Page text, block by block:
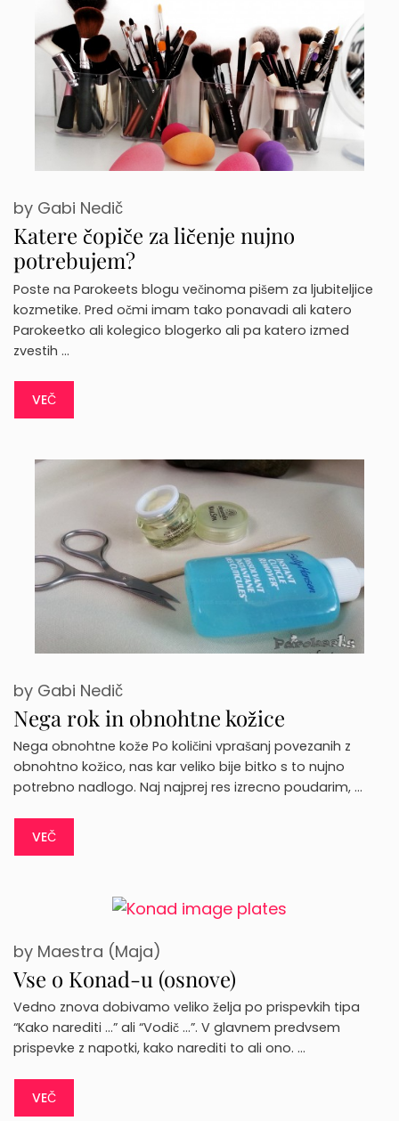
Katere čopiče za ličenje nujno
potrebujem?
by Gabi Nedič
Poste na Parokeets blogu večinoma pišem za ljubiteljice
kozmetike. Pred očmi imam tako ponavadi ali katero
Parokeetko ali kolegico blogerko ali pa katero izmed
zvestih …
VEČ
Nega rok in obnohtne kožice
by Gabi Nedič
Nega obnohtne kože Po količini vprašanj povezanih z
obnohtno kožico, nas kar veliko bije bitko s to nujno
potrebno nadlogo. Naj najprej res izrecno poudarim, …
VEČ
Vse o Konad-u (osnove)
by Maestra (Maja)
Vedno znova dobivamo veliko želja po prispevkih tipa
“Kako narediti …” ali “Vodič …”. V glavnem predvsem
prispevke z napotki, kako narediti to ali ono. …
VEČ